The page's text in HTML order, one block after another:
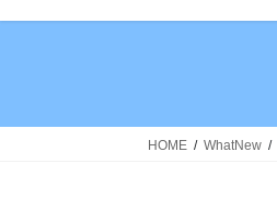
HOME WhatNew